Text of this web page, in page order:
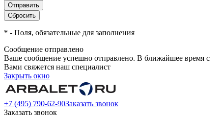
* - Поля, обязательные для заполнения
Сообщение отправлено
Ваше сообщение успешно отправлено. В ближайшее время с
Вами свяжется наш специалист
Закрыть окно
+7 (495) 790-62-90Заказать звонок
Заказать звонок